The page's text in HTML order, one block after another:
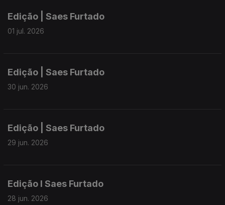
Edição | Saes Furtado
01 jul. 2026
Edição | Saes Furtado
30 jun. 2026
Edição | Saes Furtado
29 jun. 2026
Edição I Saes Furtado
28 jun. 2026